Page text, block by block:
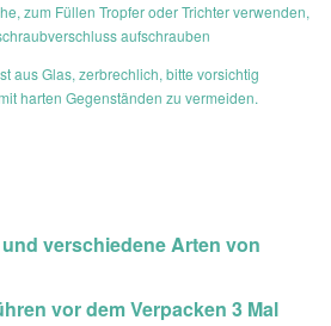
zum Füllen Tropfer oder Trichter verwenden,
aufschrauben
aus Glas, zerbrechlich, bitte vorsichtig
harten Gegenständen zu vermeiden.
verschiedene Arten von
vor dem Verpacken 3 Mal